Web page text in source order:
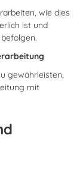
wie dies
ist und
gewährleisten,
mit